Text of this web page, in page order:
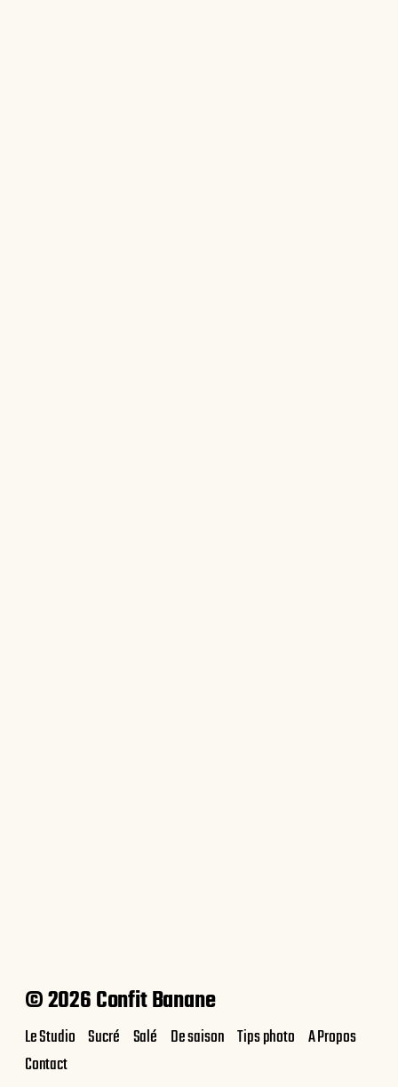
© 2026 Confit Banane
Le Studio Sucré Salé De saison Tips photo A Propos
Contact